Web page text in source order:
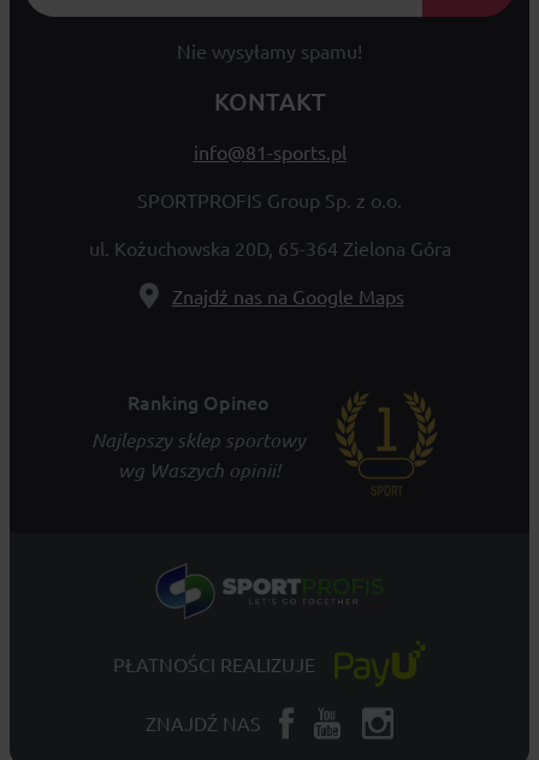
Nie wysyłamy spamu!
KONTAKT
info@81-sports.pl
SPORTPROFIS Group Sp. z o.o.
ul. Kożuchowska 20D, 65-364 Zielona Góra
Znajdź nas na Google Maps
Ranking Opineo
Najlepszy sklep sportowy
wg Waszych opinii!
PŁATNOŚCI REALIZUJE
ZNAJDŹ NAS